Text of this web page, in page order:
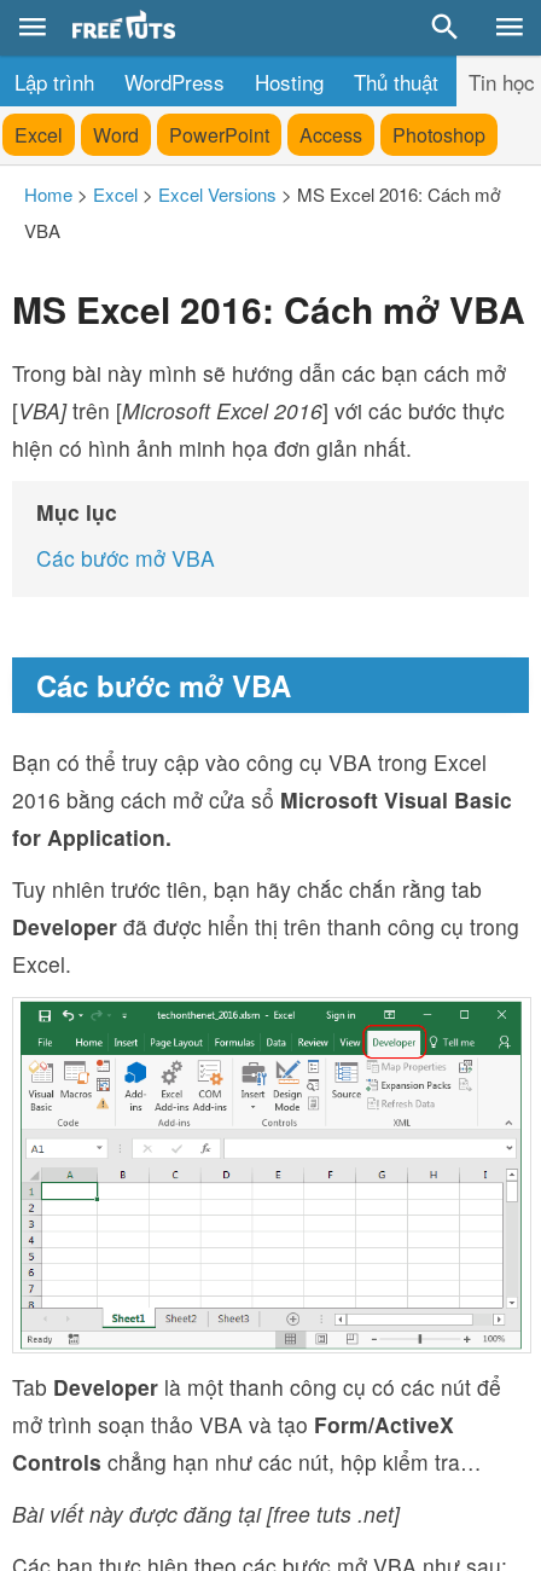
Lập trình WordPress Hosting Thủ thuật Tin học
Excel Word PowerPoint Access Photoshop
Home > Excel > Excel Versions > MS Excel 2016: Cách mở
VBA
MS Excel 2016: Cách mở VBA
Trong bài này mình sẽ hướng dẫn các bạn cách mở
[VBA]trên [Microsoft Excel 2016] với các bước thực
hiện có hình ảnh minh họa đơn giản nhất.
Mục lục
Các bước mở VBA
Các bước mở VBA
Bạn có thể truy cập vào công cụ VBA trong Excel
2016 bằng cách mở cửa sổ Microsoft Visual Basic
for Application.
Tuy nhiên trước tiên, bạn hãy chắc chắn rằng tab
Developer đã được hiển thị trên thanh công cụ trong
Excel.
Tab Developer là một thanh công cụ có các nút để
mở trình soạn thảo VBA và tạo Form/ActiveX
Controls chẳng hạn như các nút, hộp kiểm tra…
Bài viết này được đăng tại [free tuts .net]